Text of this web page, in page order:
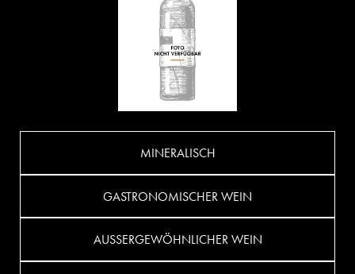
MINERALISCH
GASTRONOMISCHER WEIN
AUSSERGEWÖHNLICHER WEIN